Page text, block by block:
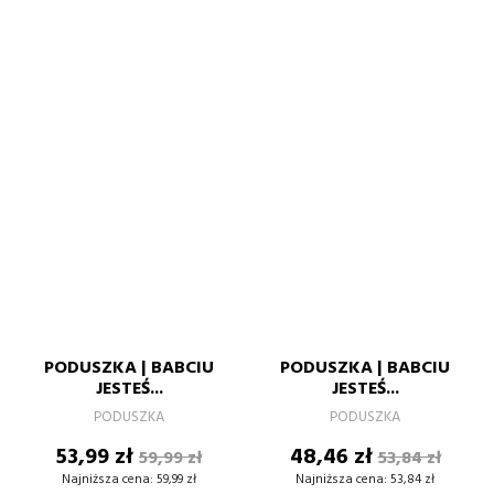
PODUSZKA | BABCIU
JESTEŚ...
PODUSZKA
Cena
53,99 złCena
podstawowa
59,99 zł
Najniższa cena: 59,99 zł
PODUSZKA | BABCIU
JESTEŚ...
PODUSZKA
Cena
48,46 złCena
53,84 zł
Najniższa cena: 53,84 zł